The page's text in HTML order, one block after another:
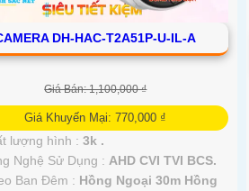
DH-HAC-T2A51P-U-IL-A
Giá Bán: 1,100,000 ₫
Giá Khuyến Mại: 770,000 ₫
lượng hình : 3k .
Nghệ Sử Dụng : AHD CVI TVI BCS.
Ban Đêm : Hồng Ngoại 30m Hồng